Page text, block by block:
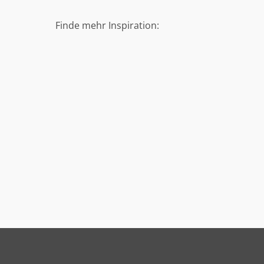
Finde mehr Inspiration: